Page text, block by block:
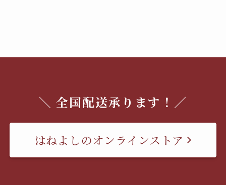
＼ 全国配送承ります！／
はねよしのオンラインストア